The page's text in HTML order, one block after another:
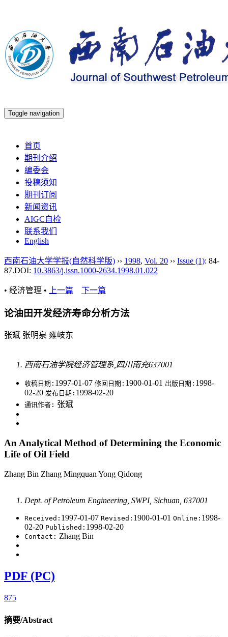
Toggle navigation
首页
期刊介绍
编委会
投稿须知
期刊订阅
新闻资讯
AIGC自检
联系我们
English
西南石油大学学报(自然科学版) ›› 1998, Vol. 20 ›› Issue (1): 84-
87.DOI: 10.3863/j.issn.1000-2634.1998.01.022
• 经济管理 • 上一篇 下一篇
论油田开发经济寿命分析方法
张斌 张明泉 雍岐东
西南石油学院经济管理系,四川南充637001
收稿日期: 1997-01-07 修回日期: 1900-01-01 出版日期: 1998-
02-20 发布日期: 1998-02-20
通讯作者: 张斌
An Analytical Method of Determining the Economic
Life of Oil Field
Zhang Bin Zhang Mingquan Yong Qidong
Dept. of Petroleum Engineering, SWPI, Sichuan, 637001
Received: 1997-01-07 Revised: 1900-01-01 Online: 1998-
02-20 Published: 1998-02-20
Contact: Zhang Bin
PDF (PC)
875
摘要/Abstract